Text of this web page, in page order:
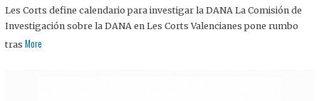
Les Corts define calendario para investigar la DANA La Comisión de
Investigación sobre la DANA en Les Corts Valencianes pone rumbo
tras More